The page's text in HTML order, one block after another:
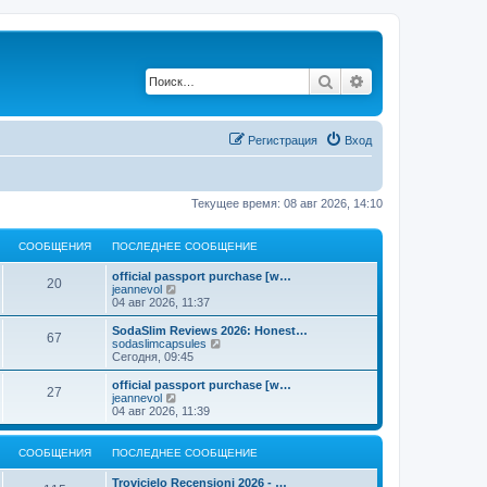
Поиск
Вход
Регистрация
Текущее время: 08 авг 2026, 14:10
СООБЩЕНИЯ ПОСЛЕДНЕЕ СООБЩЕНИЕ
20
official passport purchase [w…
jeannevol
е
р
е
й
т
п
о
с
л
д
н
е
04 авг 2026, 11:37
67
SodaSlim Reviews 2026: Honest…
sodaslimcapsules
р
е
к
п
о
с
Сегодня, 09:45
27
official passport purchase [w…
jeannevol
е
р
е
й
04 авг 2026, 11:39
СООБЩЕНИЯ ПОСЛЕДНЕЕ СООБЩЕНИЕ
Trovicielo Recensioni 2026 - …